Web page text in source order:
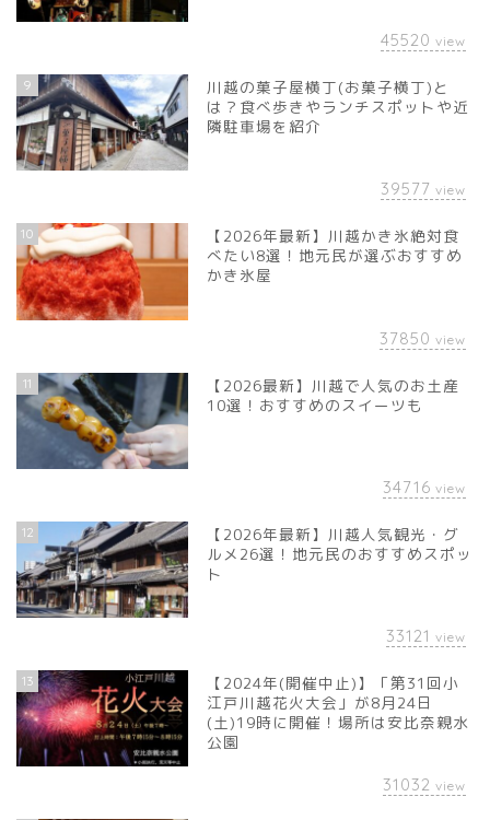
45520 view
9
川越の菓子屋横丁(お菓子横丁)と
は？食べ歩きやランチスポットや近
隣駐車場を紹介
39577 view
10
【2026年最新】川越かき氷絶対食
べたい8選！地元民が選ぶおすすめ
かき氷屋
37850 view
11
【2026最新】川越で人気のお土産
10選！おすすめのスイーツも
34716 view
12
【2026年最新】川越人気観光・グ
ルメ26選！地元民のおすすめスポッ
ト
33121 view
13
【2024年(開催中止)】「第31回小
江戸川越花火大会」が8月24日
(土)19時に開催！場所は安比奈親水
公園
31032 view